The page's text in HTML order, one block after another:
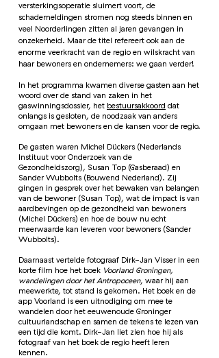
versterkingsoperatie sluimert voort, de
schademeldingen stromen nog steeds binnen en
veel Noorderlingen zitten al jaren gevangen in
onzekerheid. Maar de titel refereert ook aan de
enorme veerkracht van de regio en wilskracht van
haar bewoners en ondernemers: we gaan verder!
In het programma kwamen diverse gasten aan het
woord over de stand van zaken in het
gaswinningsdossier, het bestuursakkoord dat
onlangs is gesloten, de noodzaak van anders
omgaan met bewoners en de kansen voor de regio.
De gasten waren Michel Dückers (Nederlands
Instituut voor Onderzoek van de
Gezondheidszorg), Susan Top (Gasberaad) en
Sander Wubbolts (Bouwend Nederland). Zij
gingen in gesprek over het bewaken van belangen
van de bewoner (Susan Top), wat de impact is van
aardbevingen op de gezondheid van bewoners
(Michel Dückers) en hoe de bouw nu echt
meerwaarde kan leveren voor bewoners (Sander
Wubbolts).
Daarnaast vertelde fotograaf Dirk-Jan Visser in een
korte film hoe het boek Voorland Groningen,
wandelingen door het Antropoceen, waar hij aan
meewerkte, tot stand is gekomen. Het boek en de
app Voorland is een uitnodiging om mee te
wandelen door het eeuwenoude Groninger
cultuurlandschap en samen de tekens te lezen van
een tijd die komt. Dirk-Jan liet zien hoe hij als
fotograaf van het boek de regio heeft leren
kennen.